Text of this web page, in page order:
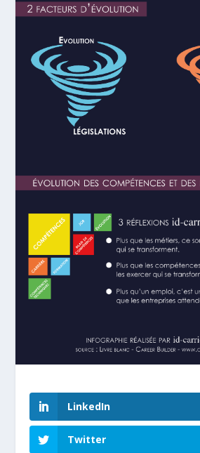
LinkedIn
Twitter